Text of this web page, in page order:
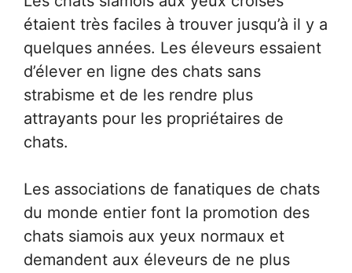
étaient très faciles à trouver jusqu’à il y a
quelques années. Les éleveurs essaient
d’élever en ligne des chats sans
strabisme et de les rendre plus
attrayants pour les propriétaires de
chats.
Les associations de fanatiques de chats
du monde entier font la promotion des
chats siamois aux yeux normaux et
demandent aux éleveurs de ne plus